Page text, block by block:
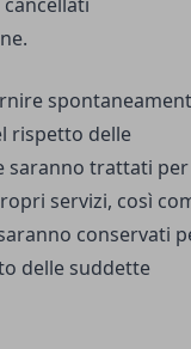
rispetto delle
saranno trattati per
servizi, così
conservati
delle suddette